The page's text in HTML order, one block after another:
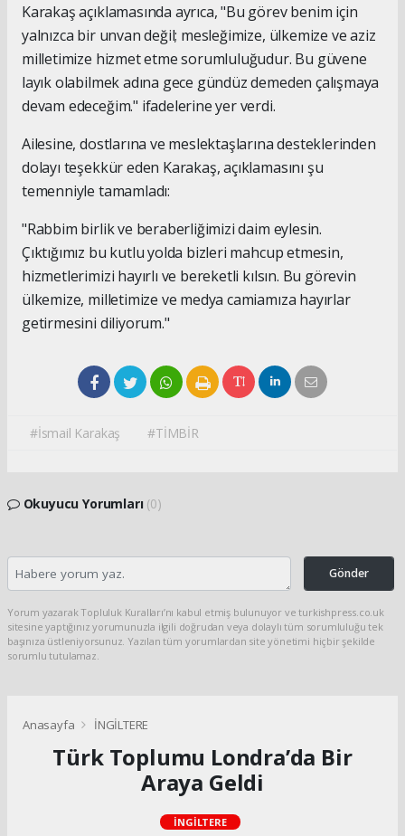
Karakaş açıklamasında ayrıca, "Bu görev benim için
yalnızca bir unvan değil; mesleğimize, ülkemize ve aziz
milletimize hizmet etme sorumluluğudur. Bu güvene
layık olabilmek adına gece gündüz demeden çalışmaya
devam edeceğim." ifadelerine yer verdi.
Ailesine, dostlarına ve meslektaşlarına desteklerinden
dolayı teşekkür eden Karakaş, açıklamasını şu
temenniyle tamamladı:
"Rabbim birlik ve beraberliğimizi daim eylesin.
Çıktığımız bu kutlu yolda bizleri mahcup etmesin,
hizmetlerimizi hayırlı ve bereketli kılsın. Bu görevin
ülkemize, milletimize ve medya camiamıza hayırlar
getirmesini diliyorum."
#İsmail Karakaş #TİMBİR
Okuyucu Yorumları (0)
Gönder
Yorum yazarak Topluluk Kuralları’nı kabul etmiş bulunuyor ve turkishpress.co.uk
sitesine yaptığınız yorumunuzla ilgili doğrudan veya dolaylı tüm sorumluluğu tek
başınıza üstleniyorsunuz. Yazılan tüm yorumlardan site yönetimi hiçbir şekilde
sorumlu tutulamaz.
Anasayfa İNGİLTERE
Türk Toplumu Londra’da Bir
Araya Geldi
İNGİLTERE